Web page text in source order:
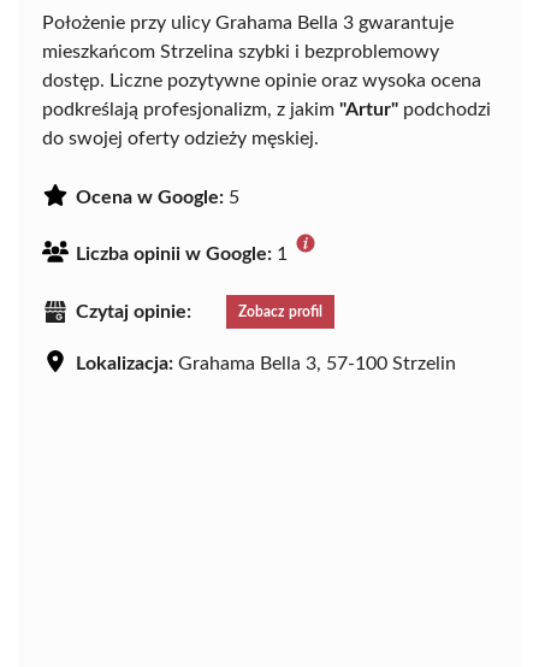
Położenie przy ulicy Grahama Bella 3 gwarantuje
mieszkańcom Strzelina szybki i bezproblemowy
dostęp. Liczne pozytywne opinie oraz wysoka ocena
podkreślają profesjonalizm, z jakim "Artur" podchodzi
do swojej oferty odzieży męskiej.
Ocena w Google: 5
Liczba opinii w Google: 1
Czytaj opinie: Zobacz profil
Lokalizacja: Grahama Bella 3, 57-100 Strzelin